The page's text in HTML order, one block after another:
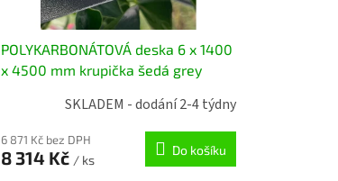
POLYKARBONÁTOVÁ deska 6 x 1400
x 4500 mm krupička šedá grey
SKLADEM - dodání 2-4 týdny
6 871 Kč bez DPH
8 314 Kč / ks
Do košíku